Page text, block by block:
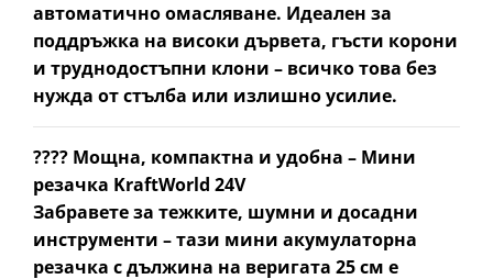
автоматично омасляване. Идеален за
поддръжка на високи дървета, гъсти корони
и труднодостъпни клони – всичко това без
нужда от стълба или излишно усилие.
???? Мощна, компактна и удобна – Мини
резачка KraftWorld 24V
Забравете за тежките, шумни и досадни
инструменти – тази мини акумулаторна
резачка с дължина на веригата 25 см е